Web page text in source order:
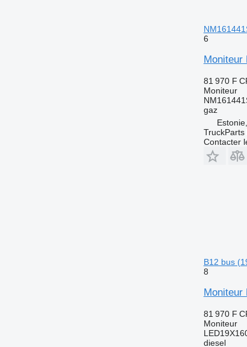
6
Moniteur
81 970 F
Moniteur
gaz
TruckParts
Contacter
B12 bus
8
Moniteur
81 970 F
Moniteur
diesel